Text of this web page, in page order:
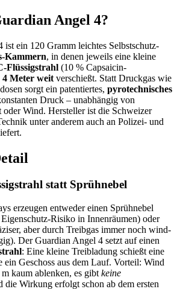
Angel 4?
ein 120 Gramm leichtes Selbstschutz-
Kammern, in denen jeweils eine kleine
Flüssigstrahl (10 % Capsaicin-
4 Meter weit verschießt. Statt Druckgas wie
sorgt ein patentiertes, pyrotechnisches
Druck – unabhängig von
oder Wind. Hersteller ist die Schweizer
unter anderem auch an Polizei- und
statt Sprühnebel
erzeugen entweder einen Sprühnebel
Risiko in Innenräumen) oder
aber durch Treibgas immer noch wind-
Der Guardian Angel 4 setzt auf einen
: Eine kleine Treibladung schießt eine
Geschoss aus dem Lauf. Vorteil: Wind
kaum ablenken, es gibt keine
die Wirkung erfolgt schon ab dem ersten